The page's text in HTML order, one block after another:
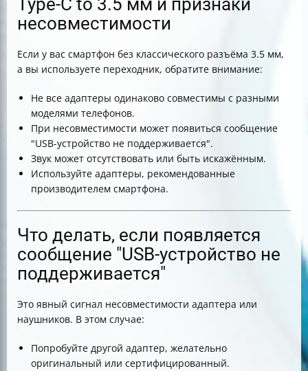
Type-C to 3.5 мм и признаки
несовместимости
Если у вас смартфон без классического разъёма 3.5 мм,
а вы используете переходник, обратите внимание:
Не все адаптеры одинаково совместимы с разными
моделями телефонов.
При несовместимости может появиться сообщение
"USB-устройство не поддерживается".
Звук может отсутствовать или быть искажённым.
Используйте адаптеры, рекомендованные
производителем смартфона.
Что делать, если появляется
сообщение "USB-устройство не
поддерживается"
Это явный сигнал несовместимости адаптера или
наушников. В этом случае:
Попробуйте другой адаптер, желательно
оригинальный или сертифицированный.